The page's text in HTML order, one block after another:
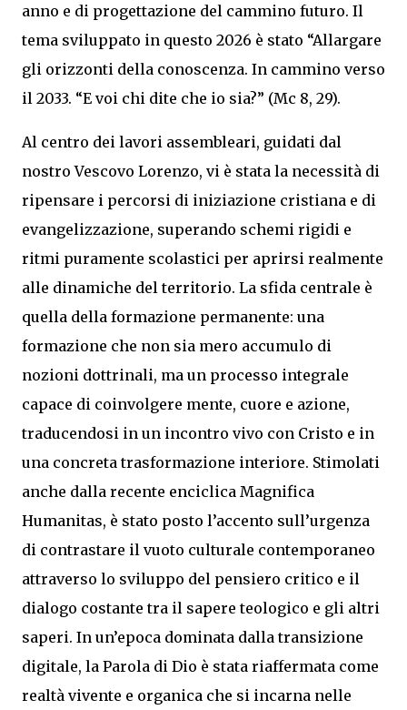
anno e di progettazione del cammino futuro. Il
tema sviluppato in questo 2026 è stato “Allargare
gli orizzonti della conoscenza. In cammino verso
il 2033. “E voi chi dite che io sia?” (Mc 8, 29).
Al centro dei lavori assembleari, guidati dal
nostro Vescovo Lorenzo, vi è stata la necessità di
ripensare i percorsi di iniziazione cristiana e di
evangelizzazione, superando schemi rigidi e
ritmi puramente scolastici per aprirsi realmente
alle dinamiche del territorio. La sfida centrale è
quella della formazione permanente: una
formazione che non sia mero accumulo di
nozioni dottrinali, ma un processo integrale
capace di coinvolgere mente, cuore e azione,
traducendosi in un incontro vivo con Cristo e in
una concreta trasformazione interiore. Stimolati
anche dalla recente enciclica Magnifica
Humanitas, è stato posto l’accento sull’urgenza
di contrastare il vuoto culturale contemporaneo
attraverso lo sviluppo del pensiero critico e il
dialogo costante tra il sapere teologico e gli altri
saperi. In un’epoca dominata dalla transizione
digitale, la Parola di Dio è stata riaffermata come
realtà vivente e organica che si incarna nelle